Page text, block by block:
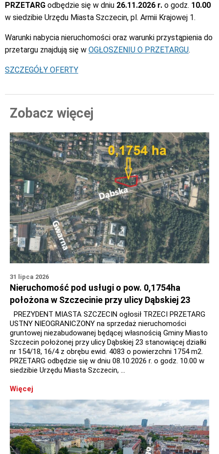
PRZETARG odbędzie się w dniu 26.11.2026 r. o godz. 10.00
w siedzibie Urzędu Miasta Szczecin, pl. Armii Krajowej 1.
Warunki nabycia nieruchomości oraz warunki przystąpienia do
przetargu znajdują się w OGŁOSZENIU O PRZETARGU.
SZCZEGÓŁY OFERTY
Zobacz więcej
31 lipca 2026
Nieruchomość pod usługi o pow. 0,1754ha
położona w Szczecinie przy ulicy Dąbskiej 23
PREZYDENT MIASTA SZCZECIN ogłosił TRZECI PRZETARG
USTNY NIEOGRANICZONY na sprzedaż nieruchomości
gruntowej niezabudowanej będącej własnością Gminy Miasto
Szczecin położonej przy ulicy Dąbskiej 23 stanowiącej działki
nr 154/18, 16/4 z obrębu ewid. 4083 o powierzchni 1754 m2.
PRZETARG odbędzie się w dniu 08.10.2026 r. o godz. 10.00 w
siedzibie Urzędu Miasta Szczecin, …
Więcej